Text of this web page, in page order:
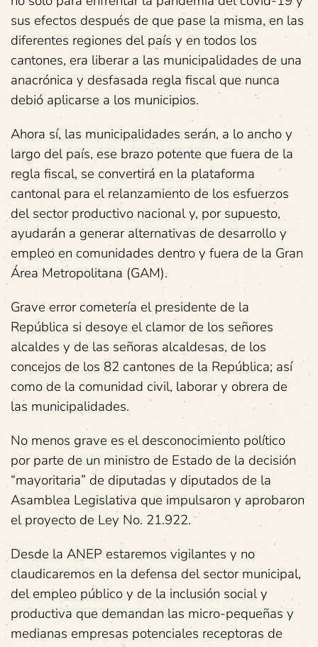
sus efectos después de que pase la misma, en las
diferentes regiones del país y en todos los
cantones, era liberar a las municipalidades de una
anacrónica y desfasada regla fiscal que nunca
debió aplicarse a los municipios.
Ahora sí, las municipalidades serán, a lo ancho y
largo del país, ese brazo potente que fuera de la
regla fiscal, se convertirá en la plataforma
cantonal para el relanzamiento de los esfuerzos
del sector productivo nacional y, por supuesto,
ayudarán a generar alternativas de desarrollo y
empleo en comunidades dentro y fuera de la Gran
Área Metropolitana (GAM).
Grave error cometería el presidente de la
República si desoye el clamor de los señores
alcaldes y de las señoras alcaldesas, de los
concejos de los 82 cantones de la República; así
como de la comunidad civil, laborar y obrera de
las municipalidades.
No menos grave es el desconocimiento político
por parte de un ministro de Estado de la decisión
“mayoritaria” de diputadas y diputados de la
Asamblea Legislativa que impulsaron y aprobaron
el proyecto de Ley No. 21.922.
Desde la ANEP estaremos vigilantes y no
claudicaremos en la defensa del sector municipal,
del empleo público y de la inclusión social y
productiva que demandan las micro-pequeñas y
medianas empresas potenciales receptoras de